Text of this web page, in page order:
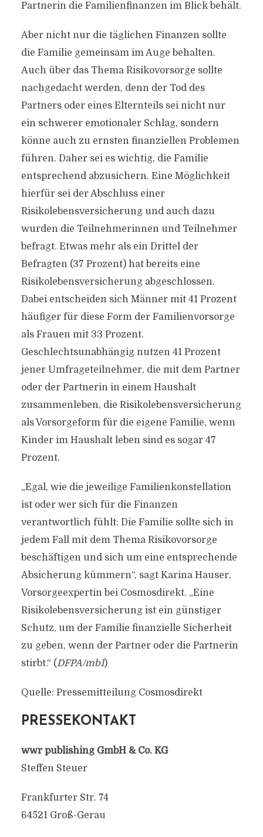
Partnerin die Familienfinanzen im Blick behält.
Aber nicht nur die täglichen Finanzen sollte
die Familie gemeinsam im Auge behalten.
Auch über das Thema Risikovorsorge sollte
nachgedacht werden, denn der Tod des
Partners oder eines Elternteils sei nicht nur
ein schwerer emotionaler Schlag, sondern
könne auch zu ernsten finanziellen Problemen
führen. Daher sei es wichtig, die Familie
entsprechend abzusichern. Eine Möglichkeit
hierfür sei der Abschluss einer
Risikolebensversicherung und auch dazu
wurden die Teilnehmerinnen und Teilnehmer
befragt. Etwas mehr als ein Drittel der
Befragten (37 Prozent) hat bereits eine
Risikolebensversicherung abgeschlossen.
Dabei entscheiden sich Männer mit 41 Prozent
häufiger für diese Form der Familienvorsorge
als Frauen mit 33 Prozent.
Geschlechtsunabhängig nutzen 41 Prozent
jener Umfrageteilnehmer, die mit dem Partner
oder der Partnerin in einem Haushalt
zusammenleben, die Risikolebensversicherung
als Vorsorgeform für die eigene Familie, wenn
Kinder im Haushalt leben sind es sogar 47
Prozent.
„Egal, wie die jeweilige Familienkonstellation
ist oder wer sich für die Finanzen
verantwortlich fühlt: Die Familie sollte sich in
jedem Fall mit dem Thema Risikovorsorge
beschäftigen und sich um eine entsprechende
Absicherung kümmern“, sagt Karina Hauser,
Vorsorgeexpertin bei Cosmosdirekt. „Eine
Risikolebensversicherung ist ein günstiger
Schutz, um der Familie finanzielle Sicherheit
zu geben, wenn der Partner oder die Partnerin
stirbt.“ (DFPA/mb1)
Quelle: Pressemitteilung Cosmosdirekt
PRESSEKONTAKT
wwr publishing GmbH & Co. KG
Steffen Steuer
Frankfurter Str. 74
64521 Groß-Gerau